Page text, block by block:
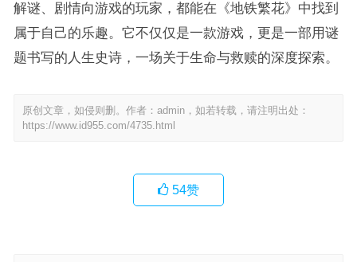
解谜、剧情向游戏的玩家，都能在《地铁繁花》中找到
属于自己的乐趣。它不仅仅是一款游戏，更是一部用谜
题书写的人生史诗，一场关于生命与救赎的深度探索。
原创文章，如侵则删。作者：admin，如若转载，请注明出处：
https://www.id955.com/4735.html
54赞